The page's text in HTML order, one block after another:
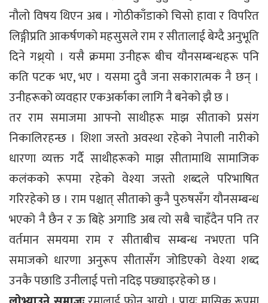
नौलो विषय थिएन अब । गोठीकाँडाको चिसो हावा र विपरित
लिङ्गीप्रति आकर्षणको महसुसले राम र सीतालाई बेग्दै अनुभूति
दिने गथ्र्यो । यसै क्रममा उनीहरू बीच यौनसम्बन्धहरू पनि
कति पटक भए, भए । यसमा दुवै जना सकारात्मक नै छन् ।
उनीहरूको व्यवहार एकअर्काका लागि नै बनेको झै छ ।
तर राम समाजमा आफ्नो साथीहरू माझ सीताको प्रसंग
निकालिरहन्छ । शिशा जस्तो अवस्था रहेको नेपाली नारीको
धारणा व्यक्त गर्दै साथीहरूको माझ सीतामाथि सामाजिक
कलंकको रूपमा रहेको वेश्या जस्तो शब्दले परिभाषित
गरिरहेको छ । राम पश्चात् सीताको कुनै पुरुषसँग यौनसम्बन्ध
भएको नै छैन र ऊ बिहे अगाडि अब त्यो सबै चाहँदैन पनि तर
वर्तमान समयमा राम र सीताबीच सम्बन्ध नभएता पनि
समाजको धारणा अनुरूप सीतासँग जोडिएको वेश्या शब्द
उनकै पछाडि उनीलाई पत्तो नदिइ पछ्याइरहेको छ ।